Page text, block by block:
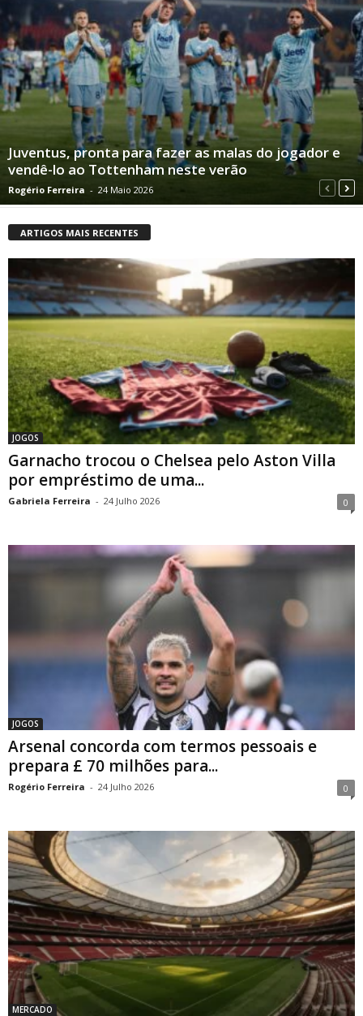
Juventus, pronta para fazer as malas do jogador e
vendê-lo ao Tottenham neste verão
Rogério Ferreira - 24 Maio 2026
ARTIGOS MAIS RECENTES
JOGOS
Garnacho trocou o Chelsea pelo Aston Villa
por empréstimo de uma...
Gabriela Ferreira - 24 Julho 2026 0
JOGOS
Arsenal concorda com termos pessoais e
prepara £ 70 milhões para...
Rogério Ferreira - 24 Julho 2026 0
MERCADO